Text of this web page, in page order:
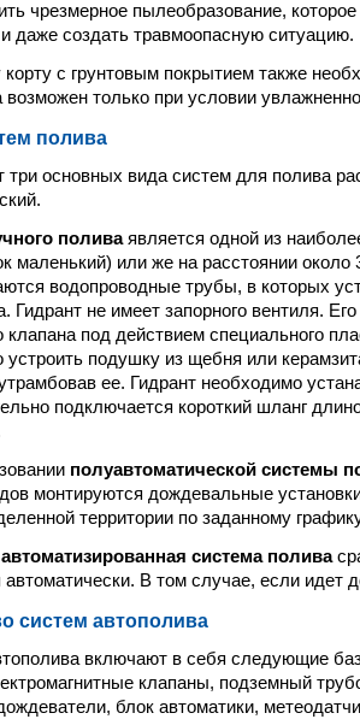
чрезмерное пылеобразование,
и даже создать травмоопасную ситуацию.
корту с грунтовым покрытием также
возможен только при условии
полива
три основных вида систем для полива
поливаявляется одной из
маленький) или же на расстоянии
водопроводные трубы, в которых
Гидрант не имеет запорного вентиля.
клапана под действием специального
устроить подушку из щебня или
ее. Гидрант необходимо
подключается короткий шланг
полуавтоматической системы
монтируются дождевальные
территории по заданному
автоматизированная система полива
автоматически. В том случае, если идет
систем автополива
включают в себя следующие
клапаны, подземный
блок автоматики,